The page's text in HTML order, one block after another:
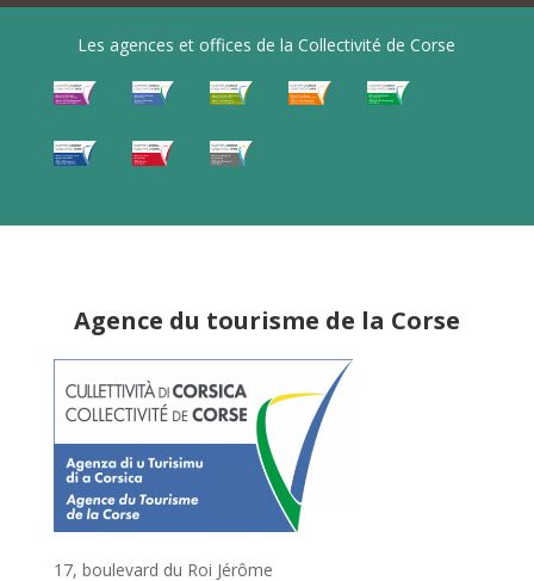
Les agences et offices de la Collectivité de Corse
Agence du tourisme de la Corse
17, boulevard du Roi Jérôme